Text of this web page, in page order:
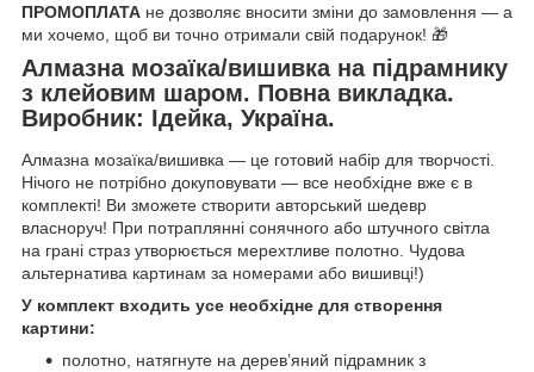
ПРОМОПЛАТА не дозволяє вносити зміни до замовлення — а
ми хочемо, щоб ви точно отримали свій подарунок! 🎁
Алмазна мозаїка/вишивка на підрамнику
з клейовим шаром. Повна викладка.
Виробник: Ідейка, Україна.
Алмазна мозаїка/вишивка — це готовий набір для творчості.
Нічого не потрібно докуповувати — все необхідне вже є в
комплекті! Ви зможете створити авторський шедевр
власноруч! При потраплянні сонячного або штучного світла
на грані страз утворюється мерехтливе полотно. Чудова
альтернатива картинам за номерами або вишивці!)
У комплект входить усе необхідне для створення
картини:
полотно, натягнуте на дерев’яний підрамник з